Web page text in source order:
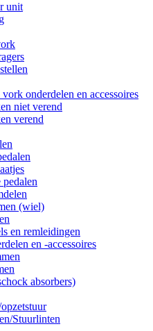
unit
vork onderdelen en accessoires
niet verend
verend
pedalen
(wiel)
en remleidingen
en -accessoires
absorbers)
Stuurlinten